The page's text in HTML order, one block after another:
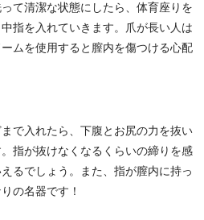
て清潔な状態にしたら、体育座りを
指を入れていきます。爪が長い人は
ムを使用すると膣内を傷つける心配
で入れたら、下腹とお尻の力を抜い
指が抜けなくなるくらいの締りを感
るでしょう。また、指が膣内に持っ
の名器です！